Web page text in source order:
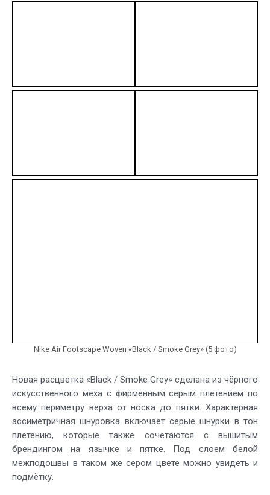
Nike Air Footscape Woven «Black / Smoke Grey» (5 фото)
Новая расцветка «Black / Smoke Grey» сделана из чёрного
искусственного меха с фирменным серым плетением по
всему периметру верха от носка до пятки. Характерная
ассиметричная шнуровка включает серые шнурки в тон
плетению, которые также сочетаются с вышитым
брендингом на язычке и пятке. Под слоем белой
межподошвы в таком же сером цвете можно увидеть и
подмётку.